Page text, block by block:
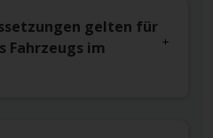
gelten für
Fahrzeugs im